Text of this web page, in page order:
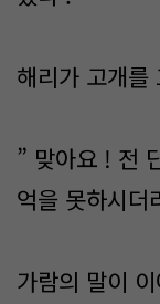
해리가 고개를
” 맞아요 ! 전
억을 못하시더
가람의 말이